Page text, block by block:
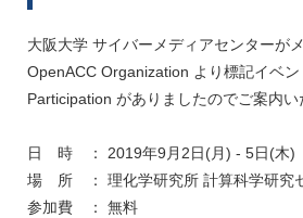
大阪大学 サイバーメディアセンターが
OpenACC Organization より標記イベ
Participation がありましたのでご案内い
日 時 ： 2019年9月2日(月) - 5日(木)
場 所 ： 理化学研究所 計算科学研究セ
参加費 ： 無料